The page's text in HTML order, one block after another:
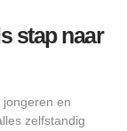
stap naar
en
zelfstandig